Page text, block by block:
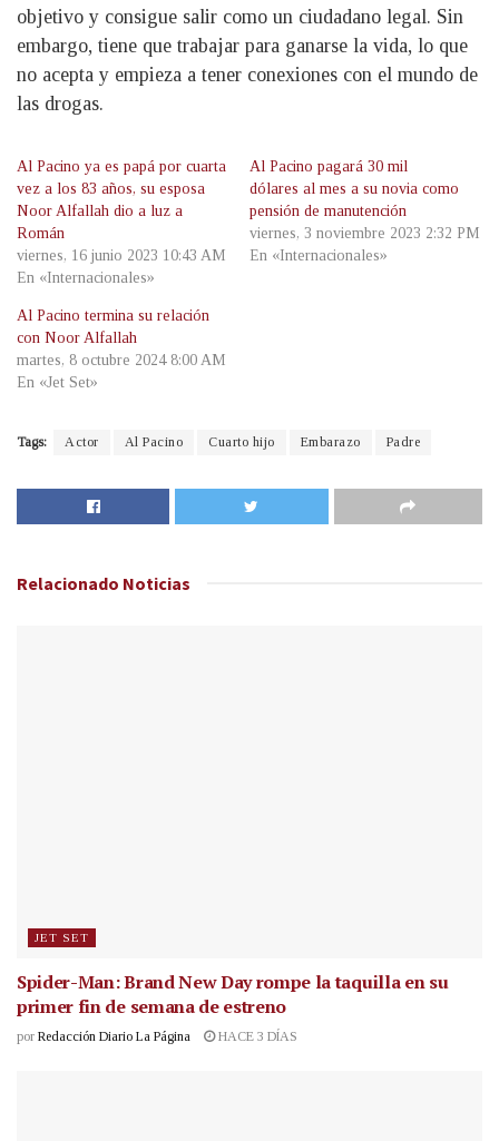
objetivo y consigue salir como un ciudadano legal. Sin
embargo, tiene que trabajar para ganarse la vida, lo que
no acepta y empieza a tener conexiones con el mundo de
las drogas.
Al Pacino ya es papá por cuarta
vez a los 83 años, su esposa
Noor Alfallah dio a luz a
Román
viernes, 16 junio 2023 10:43 AM
En «Internacionales»
Al Pacino pagará 30 mil
dólares al mes a su novia como
pensión de manutención
viernes, 3 noviembre 2023 2:32 PM
En «Internacionales»
Al Pacino termina su relación
con Noor Alfallah
martes, 8 octubre 2024 8:00 AM
En «Jet Set»
Tags: Actor Al Pacino Cuarto hijo Embarazo Padre
Relacionado Noticias
JET SET
Spider-Man: Brand New Day rompe la taquilla en su
primer fin de semana de estreno
por Redacción Diario La Página HACE 3 DÍAS